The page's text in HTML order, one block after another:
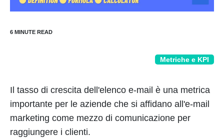
Metriche e KPI
Il tasso di crescita dell'elenco e-mail è una metrica
importante per le aziende che si affidano all'e-mail
marketing come mezzo di comunicazione per
raggiungere i clienti.